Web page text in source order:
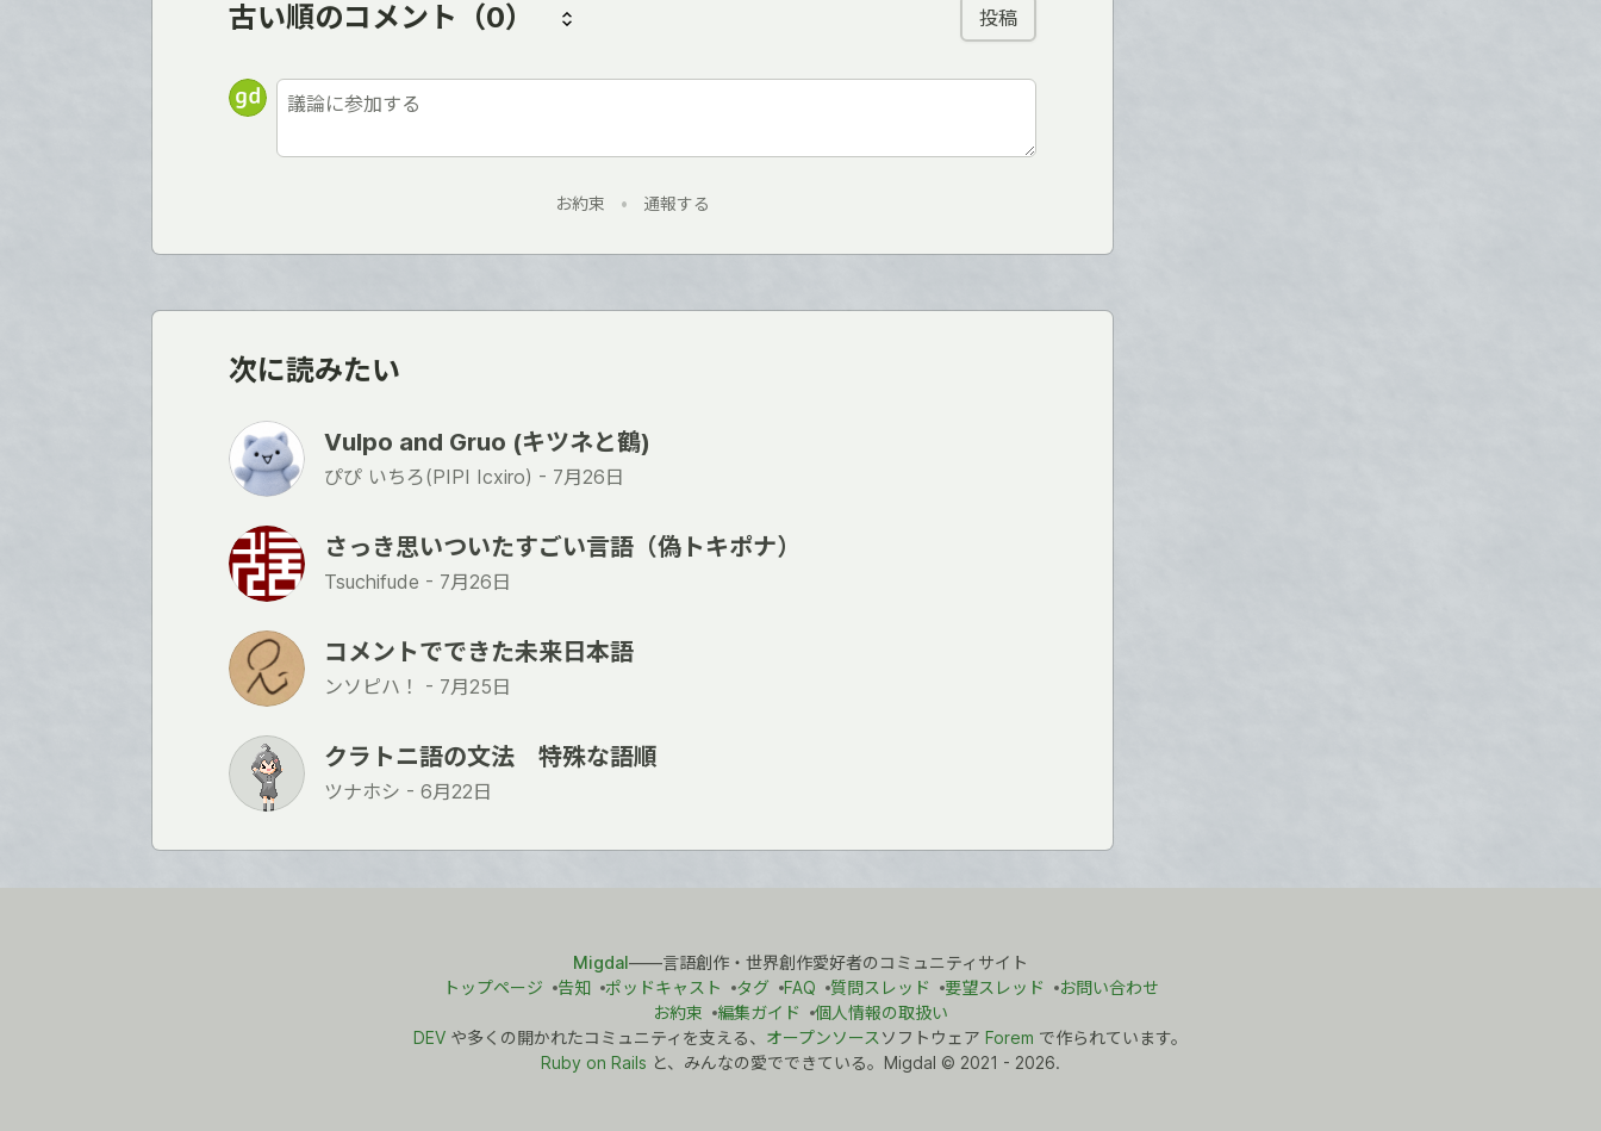
古い順のコメント （0） 投稿
お約束 • 通報する
次に読みたい
Vulpo and Gruo (キツネと鶴)
ぴぴ いちろ(PIPI Icxiro) - 7月26日
さっき思いついたすごい言語（偽トキポナ）
Tsuchifude - 7月26日
コメントでできた未来日本語
ンソピハ！ - 7月25日
クラトニ語の文法 特殊な語順
ツナホシ - 6月22日
Migdal――言語創作・世界創作愛好者のコミュニティサイト
トップページ
告知 ポッドキャスト タグ FAQ 質問スレッド 要望スレッド
お問い合わせ
お約束
編集ガイド
個人情報の取扱い
DEV や多くの開かれたコミュニティを支える、 オープンソース ソフトウェア Forem で作られています。
Ruby on Rails と、みんなの愛でできている。Migdal © 2021 - 2026.